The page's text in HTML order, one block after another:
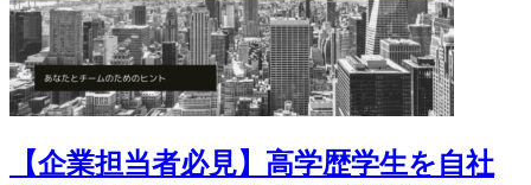
【企業担当者必見】高学歴学生を自社